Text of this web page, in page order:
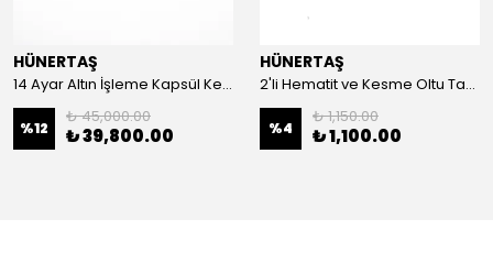
HÜNERTAŞ
14 Ayar Altın İşleme Kapsül Kesim Oltu Taşı Tespih
%12
₺ 45,000.00
₺ 39,800.00
HÜNERTAŞ
2'li Hematit ve Kesme Oltu Taşı Bileklik
%4
₺ 1,150.00
₺ 1,100.00